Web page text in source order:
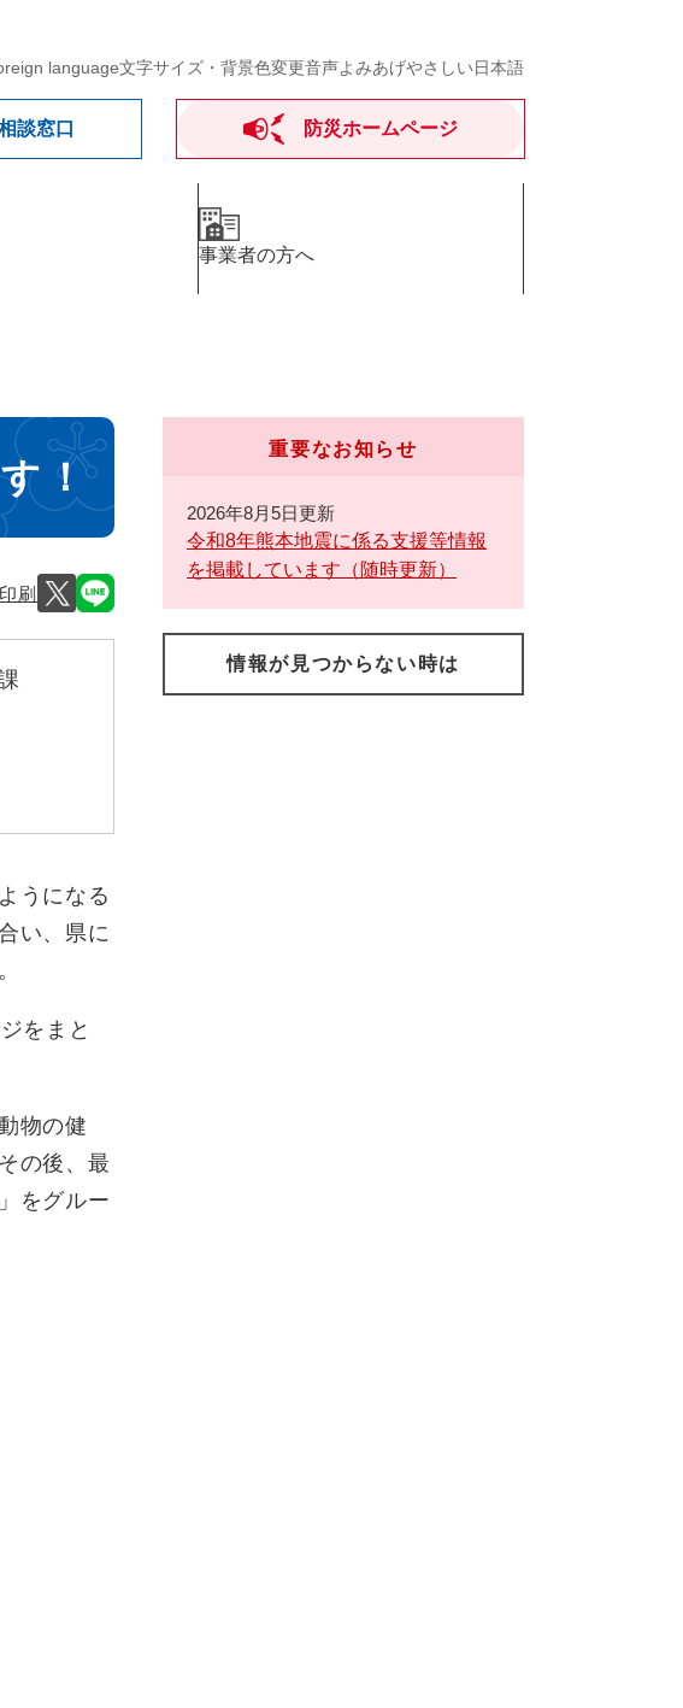
language文字サイズ・背景色変更音声よみあげやさしい日本語
談窓口 防災ホームページ
事業者の方へ
！
印刷
うになる
い、県に
をまと
物の健
の後、最
をグルー
重要なお知らせ
2026年8月5日更新
令和8年熊本地震に係る支援等情報
を掲載しています（随時更新）
情報が見つからない時は